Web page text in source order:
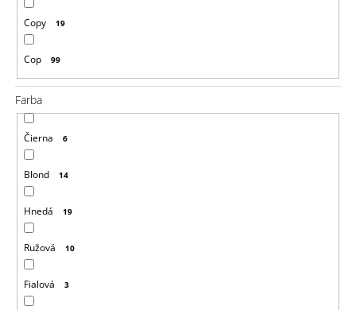
Copy 19
Cop 99
Farba
Čierna 6
Blond 14
Hnedá 19
Ružová 10
Fialová 3
ULTRA
BRAID
2V1
ZOSTRIHANÝ
60S
€7,16
Pôvodne:
€7,50